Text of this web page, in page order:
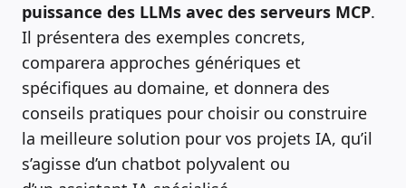
puissance des LLMs avec des serveurs MCP.
Il présentera des exemples concrets,
comparera approches génériques et
spécifiques au domaine, et donnera des
conseils pratiques pour choisir ou construire
la meilleure solution pour vos projets IA, qu’il
s’agisse d’un chatbot polyvalent ou